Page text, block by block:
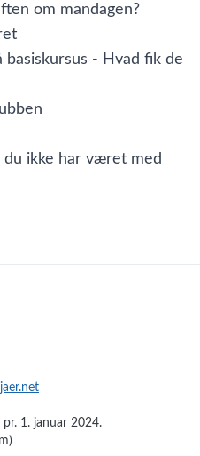
om mandagen?
- Hvad fik de
du ikke har været med
pr. 1. januar 2024.